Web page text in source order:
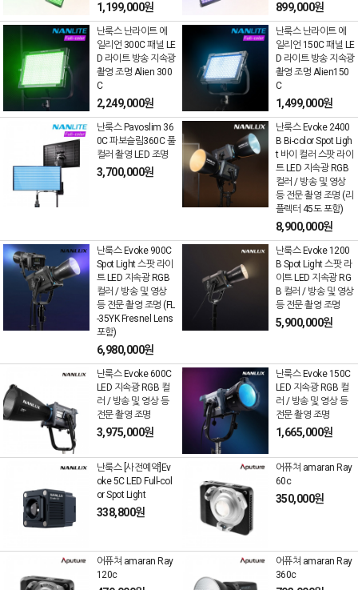
1,199,000원 899,000원
난룩스 난라이트 에
일리언 300C 패널 LE
D 라이트 방송 지속광
촬영 조명 Alien 300
C
2,249,000원
난룩스 난라이트 에
일리언 150C 패널 LE
D 라이트 방송 지속광
촬영 조명 Alien150
C
1,499,000원
난룩스 Pavoslim 36
0C 파보슬림360C 풀
컬러 촬영 LED 조명
3,700,000원
난룩스 Evoke 2400
B Bi-color Spot Ligh
t 바이 컬러 스팟 라이
트 LED 지속광 RGB
컬러 / 방송 및 영상
등 전문 촬영 조명 (리
플렉터 45도 포함)
8,900,000원
난룩스 Evoke 900C
Spot Light 스팟 라이
트 LED 지속광 RGB
컬러 / 방송 및 영상
등 전문 촬영 조명 (FL
-35YK Fresnel Lens
포함)
6,980,000원
난룩스 Evoke 1200
B Spot Light 스팟 라
이트 LED 지속광 RG
B 컬러 / 방송 및 영상
등 전문 촬영 조명
5,900,000원
난룩스 Evoke 600C
LED 지속광 RGB 컬
러 / 방송 및 영상 등
전문 촬영 조명
3,975,000원
난룩스 Evoke 150C
LED 지속광 RGB 컬
러 / 방송 및 영상 등
전문 촬영 조명
1,665,000원
난룩스 [사전예약]Ev
oke 5C LED Full-col
or Spot Light
338,800원
어퓨쳐 amaran Ray
60c
350,000원
어퓨쳐 amaran Ray
120c
어퓨쳐 amaran Ray
360c